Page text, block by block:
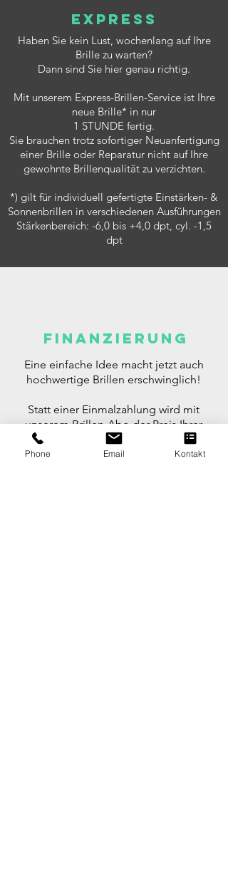
Express
Haben Sie kein Lust, wochenlang auf Ihre
Brille zu warten?
Dann sind Sie hier genau richtig.
Mit unserem Express-Brillen-Service ist Ihre
neue Brille* in nur
1 STUNDE fertig.
Sie brauchen trotz sofortiger Neuanfertigung
einer Brille oder Reparatur nicht auf Ihre
gewohnte Brillenqualität zu verzichten.
*) gilt für individuell gefertigte Einstärken- &
Sonnenbrillen in verschiedenen Ausführungen
Stärkenbereich: -6,0 bis +4,0 dpt, cyl. -1,5
dpt
Finanzierung
Eine einfache Idee macht jetzt auch
hochwertige Brillen erschwinglich!
Statt einer Einmalzahlung wird mit
unserem Brillen-Abo der Preis Ihrer
nächsten Brillen ohne Anzahlung in 6, 12
oder 24 Monaten gezahlt.
Phone Email Kontakt